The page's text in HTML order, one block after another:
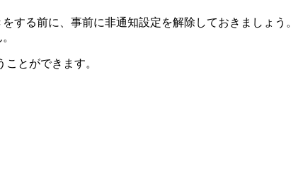
する前に、 事前に非通知設定を解除 しておきましょう。
とができます。